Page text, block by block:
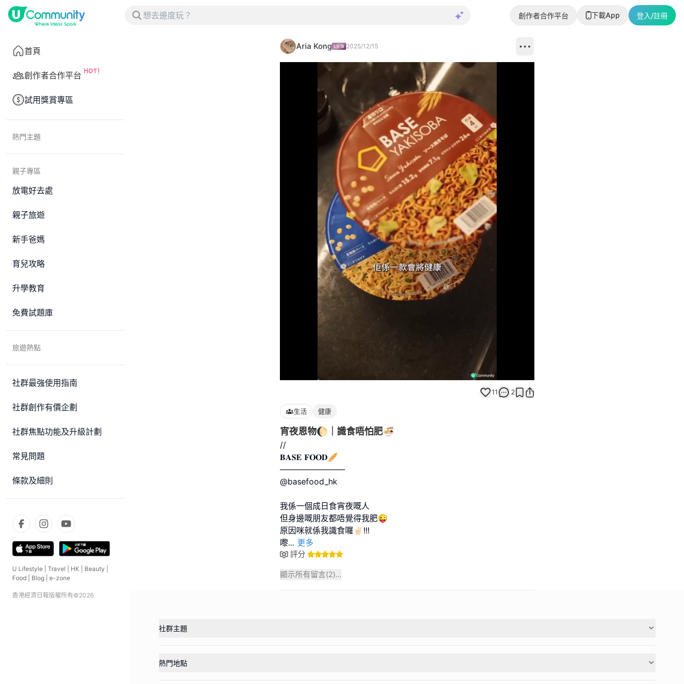
創作者合作平台 下載App 登入/註冊
首頁
創作者合作平台
試用獎賞專區
熱門主題
親子專區
放電好去處
親子旅遊
新手爸媽
育兒攻略
升學教育
免費試題庫
旅遊熱點
社群最強使用指南
社群創作有價企劃
社群焦點功能及升級計劃
常見問題
條款及細則
U Lifestyle Travel HK Beauty
Food
Blog e-zone
香港經濟日報版權所有©2026
Aria Kong 2025/12/15
100.00%
11 2
生活 健康
宵夜恩物🌔｜識食唔怕肥🍜
//
𝐁𝐀𝐒𝐄 𝐅𝐎𝐎𝐃🥖
————————
@basefood_hk
我係一個成日食宵夜嘅人
但身邊嘅朋友都唔覺得我肥😜
原因咪就係我識食囉✌🏻!!!
嚟... 更多
評分
顯示所有留言(2)...
社群主題
熱門地點